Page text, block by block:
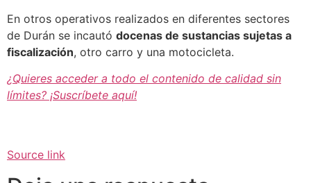
En otros operativos realizados en diferentes sectores
de Durán se incautó docenas de sustancias sujetas a
fiscalización, otro carro y una motocicleta.
¿Quieres acceder a todo el contenido de calidad sin
límites? ¡Suscríbete aquí!
Source link